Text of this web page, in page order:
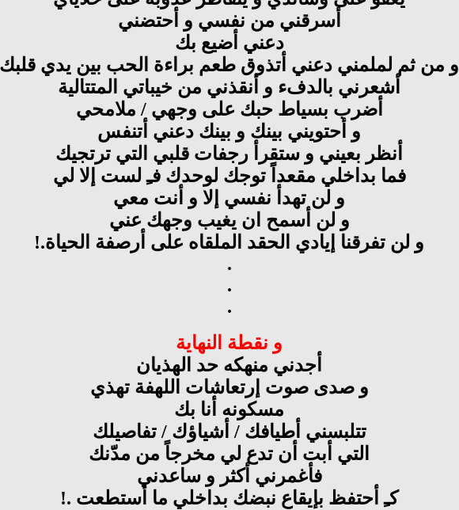
أسرقني من نفسي و أحتضني
دعني أضيع بك
و من ثم لملمني دعني أتذوق طعم براءة الحب بين يدي قلبك
أشعرني بالدفء و أنقذني من خيباتي المتتالية
أضرب بسياط حبك على وجهي / ملامحي
و أحتويني بينك و بينك دعني أتنفس
أنظر بعيني و ستقرأ رجفات قلبي التي ترتجيك
فما بداخلي مقعداً توجك لوحدك فـِ لست إلا لي
و لن تهدأ نفسي إلا و أنت معي
و لن أسمح ان يغيب وجهك عني
و لن تفرقنا إيادي الحقد الملقاه على أرصفة الحياة.!
.
.
.
و نقطة النهاية
أجدني منهكه حد الهذيان
و صدى صوت إرتعاشات اللهفة تهذي
مسكونه أنا بك
تتلبسني أطيافك / أشياؤك / تفاصيلك
التي أبت أن تدع لي مخرجاً من مدّنك
فأغمرني أكثر و ساعدني
كـِ أحتفظ بإيقاع نبضك بداخلي ما أستطعت .!